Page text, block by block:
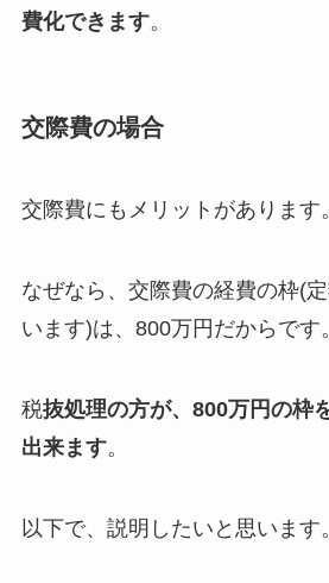
費化できます。
交際費の場合
交際費にもメリットがあります。
なぜなら、交際費の経費の枠(
います)は、800万円だからです。
税抜処理の方が、800万円の枠
出来ます。
以下で、説明したいと思います。